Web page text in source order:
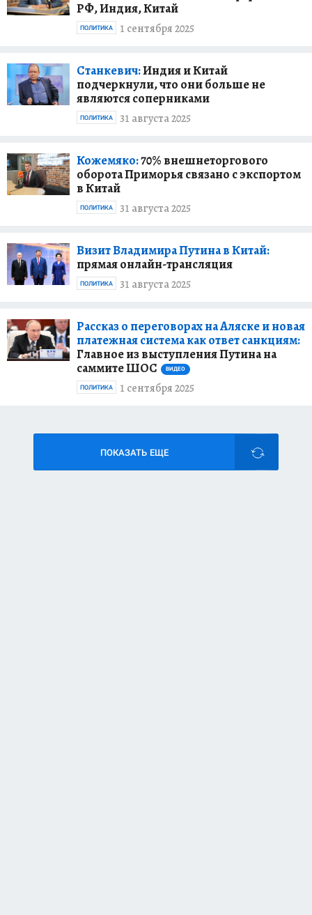
РФ, Индия, Китай
1 сентября 2025
ПОЛИТИКА
Станкевич:Индия и Китай
подчеркнули, что они больше не
являются соперниками
31 августа 2025
ПОЛИТИКА
Кожемяко:70% внешнеторгового
оборота Приморья связано с экспортом
в Китай
31 августа 2025
ПОЛИТИКА
Визит Владимира Путина в Китай:
прямая онлайн-трансляция
31 августа 2025
ПОЛИТИКА
Рассказ о переговорах на Аляске и новая
платежная система как ответ санкциям:
Главное из выступления Путина на
саммите ШОС
ВИДЕО
1 сентября 2025
ПОЛИТИКА
ПОКАЗАТЬ ЕЩЕ